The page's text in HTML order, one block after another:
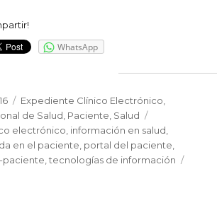
WhatsApp
Categorías
Expediente Clínico Electrónico,
de Salud, Paciente, Salud
electrónico, información en salud,
en el paciente, portal del paciente,
paciente,tecnologías de información